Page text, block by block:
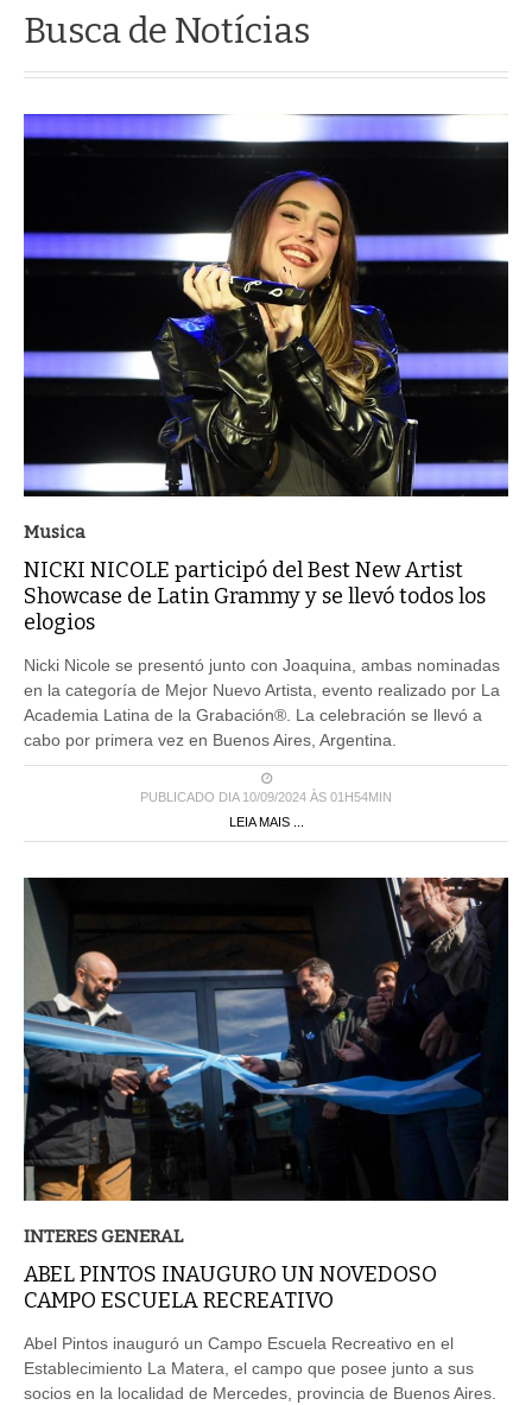
Busca de Notícias
Musica
NICKI NICOLE participó del Best New Artist
Showcase de Latin Grammy y se llevó todos los
elogios
Nicki Nicole se presentó junto con Joaquina, ambas nominadas
en la categoría de Mejor Nuevo Artista, evento realizado por La
Academia Latina de la Grabación®. La celebración se llevó a
cabo por primera vez en Buenos Aires, Argentina.
PUBLICADO DIA 10/09/2024 ÀS 01H54MIN
LEIA MAIS ...
INTERES GENERAL
ABEL PINTOS INAUGURO UN NOVEDOSO
CAMPO ESCUELA RECREATIVO
Abel Pintos inauguró un Campo Escuela Recreativo en el
Establecimiento La Matera, el campo que posee junto a sus
socios en la localidad de Mercedes, provincia de Buenos Aires.